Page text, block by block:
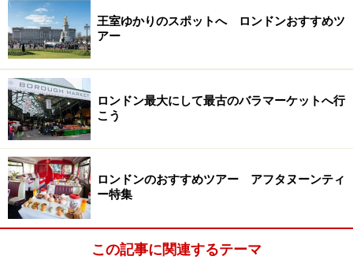
+44 207 396 90 00
ホテルクラス:
★★★★★（5.0）
ご予約はこちら≫
＜DATA＞
■The Goring
住所：15 Beeston Place, London SW1W 0JW
アクセス：ヴィクトリア（Victoria）駅から徒歩５分
TEL：020 7396 9000
Email：reception@goringhotel.co.uk
王室ゆかりのスポットへ ロンドンおすすめツ
アー
ロンドン最大にして最古のバラマーケットへ行
こう
ロンドンのおすすめツアー アフタヌーンティ
ー特集
この記事に関連するテーマ